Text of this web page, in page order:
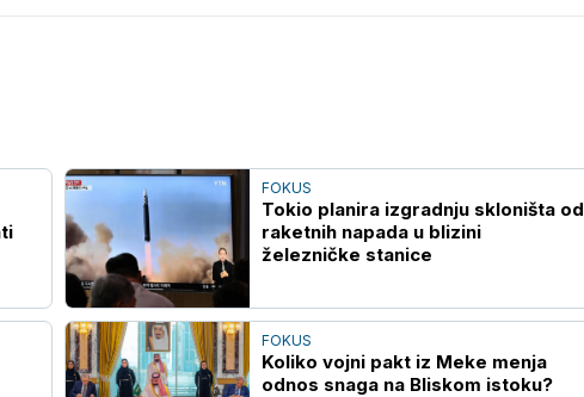
FOKUS
Tokio planira izgradnju skloništa od
raketnih napada u blizini
železničke stanice
FOKUS
Koliko vojni pakt iz Meke menja
odnos snaga na Bliskom istoku?